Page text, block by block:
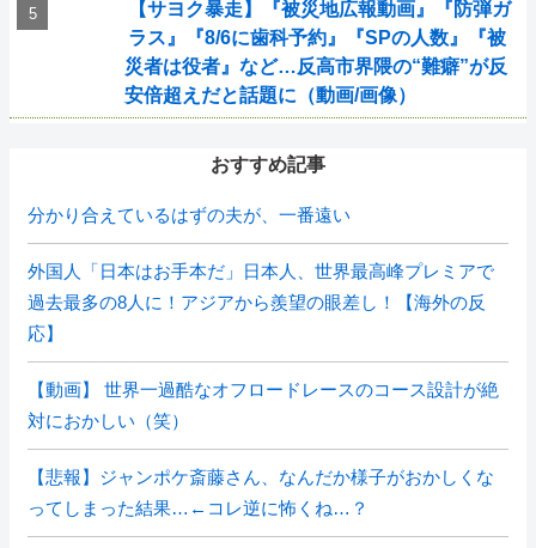
【サヨク暴走】『被災地広報動画』『防弾ガ
ラス』『8/6に歯科予約』『SPの人数』『被
災者は役者』など…反高市界隈の“難癖”が反
安倍超えだと話題に（動画/画像）
おすすめ記事
分かり合えているはずの夫が、一番遠い
外国人「日本はお手本だ」日本人、世界最高峰プレミアで
過去最多の8人に！アジアから羨望の眼差し！【海外の反
応】
【動画】 世界一過酷なオフロードレースのコース設計が絶
対におかしい（笑）
【悲報】ジャンポケ斎藤さん、なんだか様子がおかしくな
ってしまった結果…←コレ逆に怖くね…？